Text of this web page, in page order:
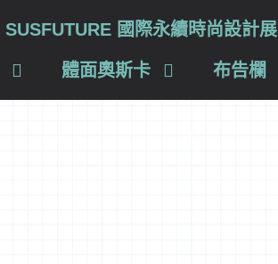
SUSFUTURE 國際永續時尚設計展
體面奧斯卡 布告欄